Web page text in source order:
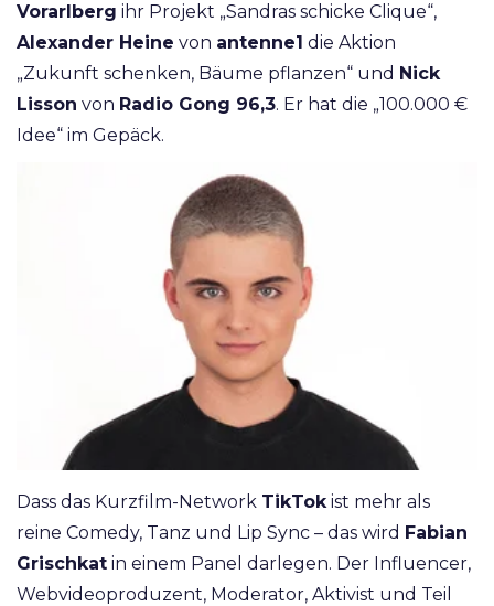
Vorarlberg ihr Projekt „Sandras schicke Clique“,
Alexander Heine von antenne1 die Aktion
„Zukunft schenken, Bäume pflanzen“ und Nick
Lisson von Radio Gong 96,3. Er hat die „100.000 €
Idee“ im Gepäck.
Dass das Kurzfilm-Network TikTokist mehr als
reine Comedy, Tanz und Lip Sync – das wird Fabian
Grischkat in einem Panel darlegen. Der Influencer,
Webvideoproduzent, Moderator, Aktivist und Teil